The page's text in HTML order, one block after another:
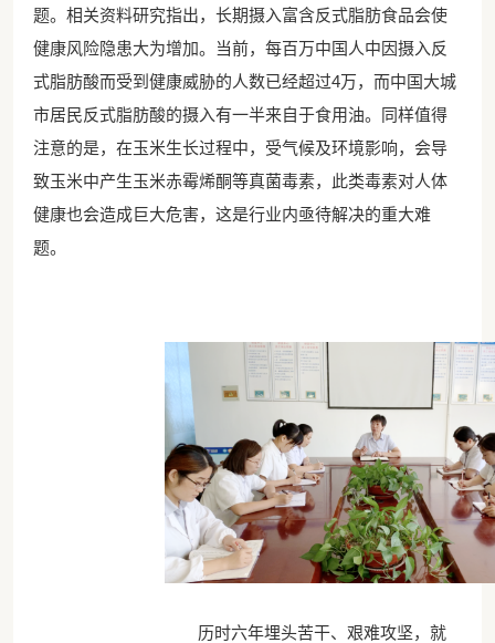
题。相关资料研究指出，长期摄入富含反式脂肪食品会使
健康风险隐患大为增加。当前，每百万中国人中因摄入反
式脂肪酸而受到健康威胁的人数已经超过4万，而中国大城
市居民反式脂肪酸的摄入有一半来自于食用油。同样值得
注意的是，在玉米生长过程中，受气候及环境影响，会导
致玉米中产生玉米赤霉烯酮等真菌毒素，此类毒素对人体
健康也会造成巨大危害，这是行业内亟待解决的重大难
题。
历时六年埋头苦干、艰难攻坚，就